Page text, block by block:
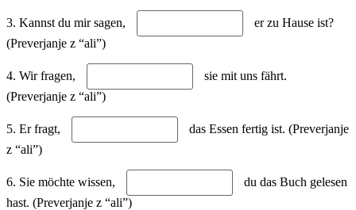
3. Kannst du mir sagen,
er zu Hause ist?
(Preverjanje z “ali”)
4. Wir fragen,
sie mit uns fährt.
(Preverjanje z “ali”)
5. Er fragt,
das Essen fertig ist. (Preverjanje
z “ali”)
6. Sie möchte wissen,
du das Buch gelesen
hast. (Preverjanje z “ali”)